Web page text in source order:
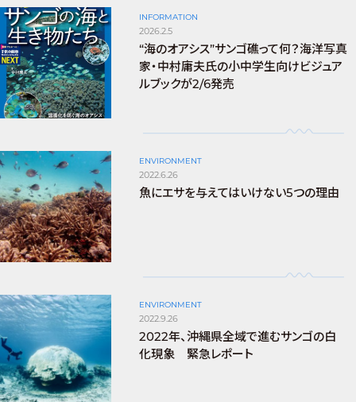
INFORMATION
2026.2.5
“海のオアシス”サンゴ礁って何？海洋写真
家・中村庸夫氏の小中学生向けビジュア
ルブックが2/6発売
ENVIRONMENT
2022.6.26
魚にエサを与えてはいけない5つの理由
ENVIRONMENT
2022.9.26
2022年、沖縄県全域で進むサンゴの白
化現象 緊急レポート